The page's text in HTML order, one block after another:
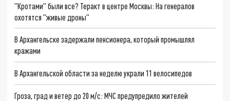
"Кротами" были все? Теракт в центре Москвы: На генералов
охотятся "живые дроны"
В Архангельске задержали пенсионера, который промышлял
кражами
В Архангельской области за неделю украли 11 велосипедов
Гроза, град и ветер до 20 м/с: МЧС предупредило жителей